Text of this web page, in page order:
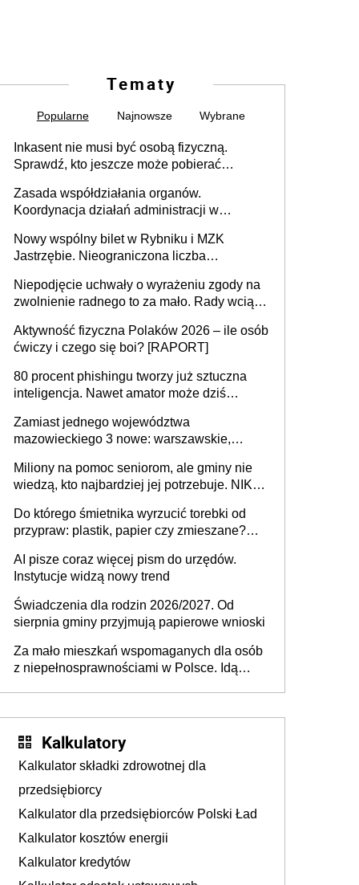
Tematy
Popularne Najnowsze Wybrane
Inkasent nie musi być osobą fizyczną.
Sprawdź, kto jeszcze może pobierać
Zasada współdziałania organów.
Koordynacja działań administracji w
Nowy wspólny bilet w Rybniku i MZK
Jastrzębie. Nieograniczona liczba
Niepodjęcie uchwały o wyrażeniu zgody na
zwolnienie radnego to za mało. Rady wciąż
rozstrzygać sprawy
Aktywność fizyczna Polaków 2026 – ile osób
ćwiczy i czego się boi? [RAPORT]
80 procent phishingu tworzy już sztuczna
inteligencja. Nawet amator może dziś
Zamiast jednego województwa
mazowieckiego 3 nowe: warszawskie,
Europie nie ma tak dużych jednostek
stołecznych
Miliony na pomoc seniorom, ale gminy nie
wiedzą, kto najbardziej jej potrzebuje. NIK
Do którego śmietnika wyrzucić torebki od
przypraw: plastik, papier czy zmieszane?
AI pisze coraz więcej pism do urzędów.
Instytucje widzą nowy trend
Świadczenia dla rodzin 2026/2027. Od
sierpnia gminy przyjmują papierowe wnioski
Za mało mieszkań wspomaganych dla osób
z niepełnosprawnościami w Polsce. Idą
Kalkulatory
Kalkulator składki zdrowotnej dla
przedsiębiorcy
Kalkulator dla przedsiębiorców Polski Ład
Kalkulator kosztów energii
Kalkulator kredytów